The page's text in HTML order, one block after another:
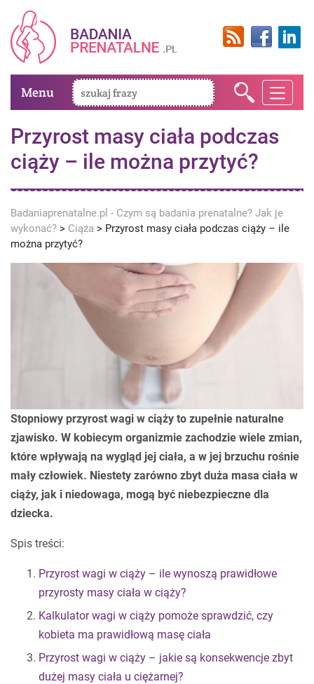
Menu
Przyrost masy ciała podczas
ciąży – ile można przytyć?
Badaniaprenatalne.pl - Czym są badania prenatalne? Jak je
wykonać? > Ciąża > Przyrost masy ciała podczas ciąży – ile
można przytyć?
Stopniowy przyrost wagi w ciąży to zupełnie naturalne
zjawisko. W kobiecym organizmie zachodzie wiele zmian,
które wpływają na wygląd jej ciała, a w jej brzuchu rośnie
mały człowiek. Niestety zarówno zbyt duża masa ciała w
ciąży, jak i niedowaga, mogą być niebezpieczne dla
dziecka.
Spis treści:
Przyrost wagi w ciąży – ile wynoszą prawidłowe
przyrosty masy ciała w ciąży?
Kalkulator wagi w ciąży pomoże sprawdzić, czy
kobieta ma prawidłową masę ciała
Przyrost wagi w ciąży – jakie są konsekwencje zbyt
dużej masy ciała u ciężarnej?